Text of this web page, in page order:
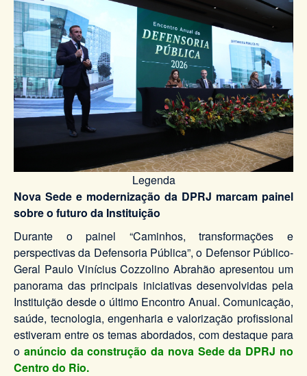
Legenda
Nova Sede e modernização da DPRJ marcam painel
sobre o futuro da Instituição
Durante o painel “Caminhos, transformações e
perspectivas da Defensoria Pública”, o Defensor Público-
Geral Paulo Vinícius Cozzolino Abrahão apresentou um
panorama das principais iniciativas desenvolvidas pela
Instituição desde o último Encontro Anual. Comunicação,
saúde, tecnologia, engenharia e valorização profissional
estiveram entre os temas abordados, com destaque para
o anúncio da construção da nova Sede da DPRJ no
Centro do Rio.